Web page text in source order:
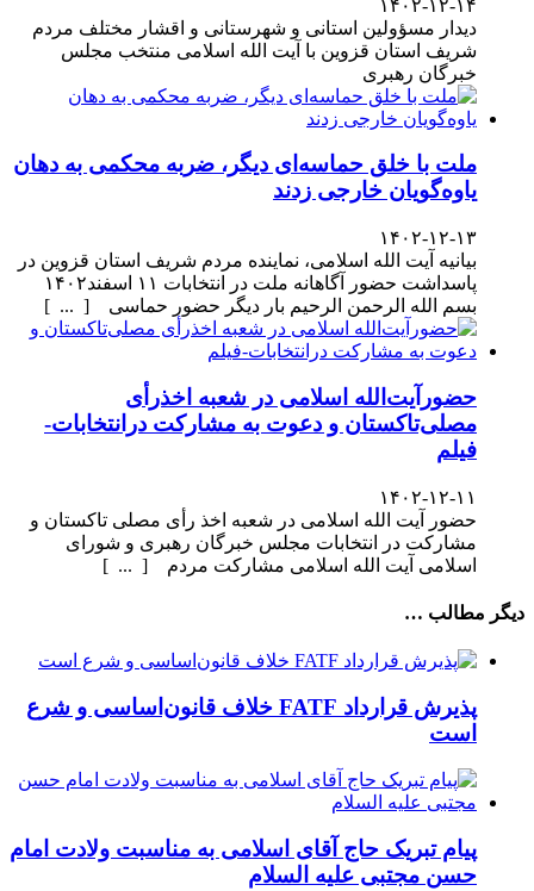
۱۴۰۲-۱۲-۱۴
دیدار مسؤولین استانی و شهرستانی و اقشار مختلف مردم
شریف استان قزوین با آیت الله اسلامی منتخب مجلس
خبرگان رهبری
ملت با خلق حماسه‌ای دیگر، ضربه محکمی به دهان
یاوه‌گویان خارجی زدند
۱۴۰۲-۱۲-۱۳
بیانیه آیت الله اسلامی، نماینده مردم شریف استان قزوین در
پاسداشت حضور آگاهانه ملت در انتخابات ۱۱ اسفند۱۴۰۲
بسم الله الرحمن الرحیم بار دیگر حضور حماسی [ ... ]
حضورآیت‌الله اسلامی در شعبه اخذرأی
مصلی‌تاکستان و دعوت به مشارکت درانتخابات-
فیلم
۱۴۰۲-۱۲-۱۱
حضور آیت الله اسلامی در شعبه اخذ رأی مصلی تاکستان و
مشارکت در انتخابات مجلس خبرگان رهبری و شورای
اسلامی آیت الله اسلامی مشارکت مردم [ ... ]
دیگر مطالب …
پذیرش قرارداد FATF خلاف قانون‌اساسی و شرع
است
پیام تبریک حاج آقای اسلامی به مناسبت ولادت امام
حسن مجتبی علیه السلام